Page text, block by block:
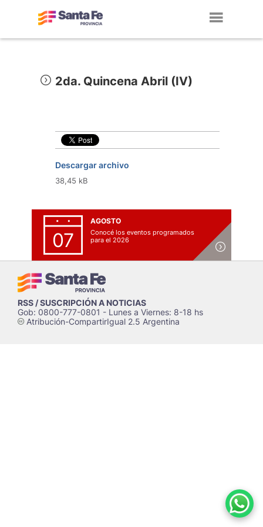
2da. Quincena Abril (IV)
Descargar archivo
38,45 kB
07
AGOSTO
Conocé los eventos programados
para el 2026
RSS / SUSCRIPCIÓN A NOTICIAS
Gob: 0800-777-0801 - Lunes a Viernes: 8-18 hs
cAtribución-CompartirIgual 2.5 Argentina